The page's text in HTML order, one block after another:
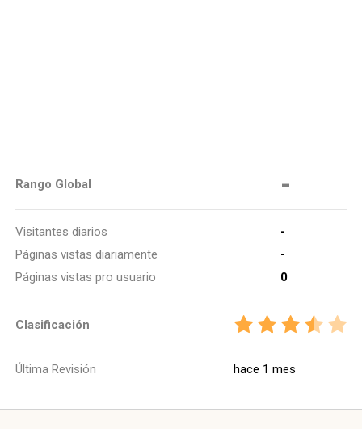
Rango Global -
Visitantes diarios
-
Páginas vistas diariamente
-
Páginas vistas pro usuario
0
Clasificación
Última Revisión hace 1 mes